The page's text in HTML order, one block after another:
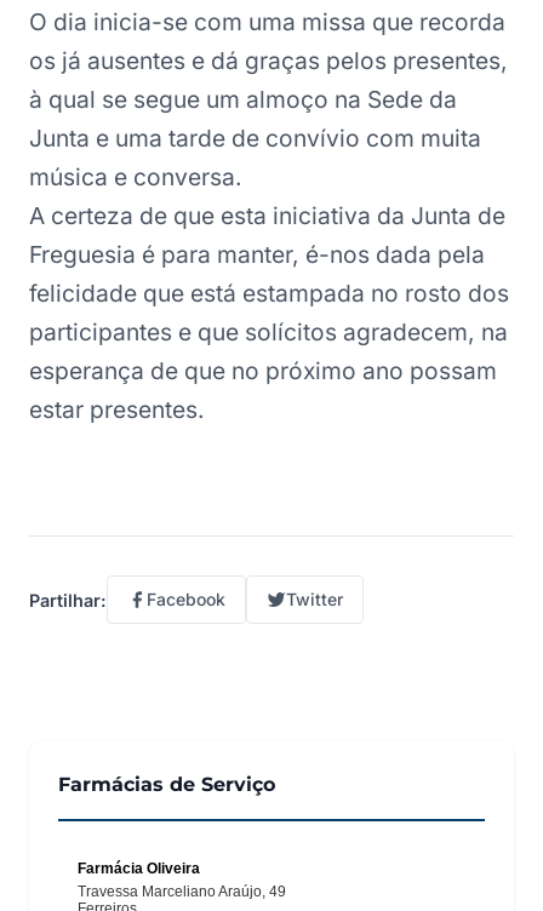
O dia inicia-se com uma missa que recorda
os já ausentes e dá graças pelos presentes,
à qual se segue um almoço na Sede da
Junta e uma tarde de convívio com muita
música e conversa.
A certeza de que esta iniciativa da Junta de
Freguesia é para manter, é-nos dada pela
felicidade que está estampada no rosto dos
participantes e que solícitos agradecem, na
esperança de que no próximo ano possam
estar presentes.
Partilhar: Facebook Twitter
Farmácias de Serviço